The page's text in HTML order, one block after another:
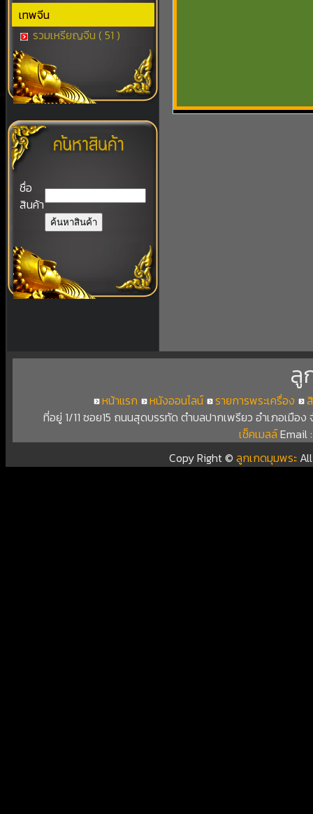
เทพจีน
รวมเหรียญจีน ( 51 )
ชื่อ
สินค้า
ลู
หน้าแรก หนังออนไลน์ รายการพระเครื่อง
ที่อยู่ 1/11 ซอย15 ถนนสุดบรรทัด ตำบลปากเพรียว อำเภอเมือ
เช็คเมลล์Email
Copy Right ©ลูกเกดมุมพระ